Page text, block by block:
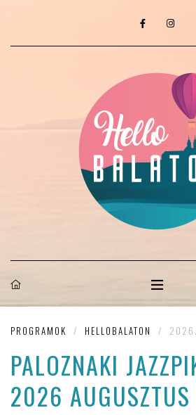
PROGRAMOK / HELLOBALATON /
PALOZNAKI
2026